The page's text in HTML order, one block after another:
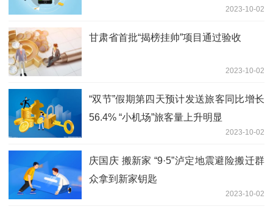
2023-10-02
甘肃省首批“揭榜挂帅”项目通过验收
2023-10-02
“双节”假期第四天预计发送旅客同比增长
56.4% “小机场”旅客量上升明显
2023-10-02
庆国庆 搬新家 “9·5”泸定地震避险搬迁群
众拿到新家钥匙
2023-10-02